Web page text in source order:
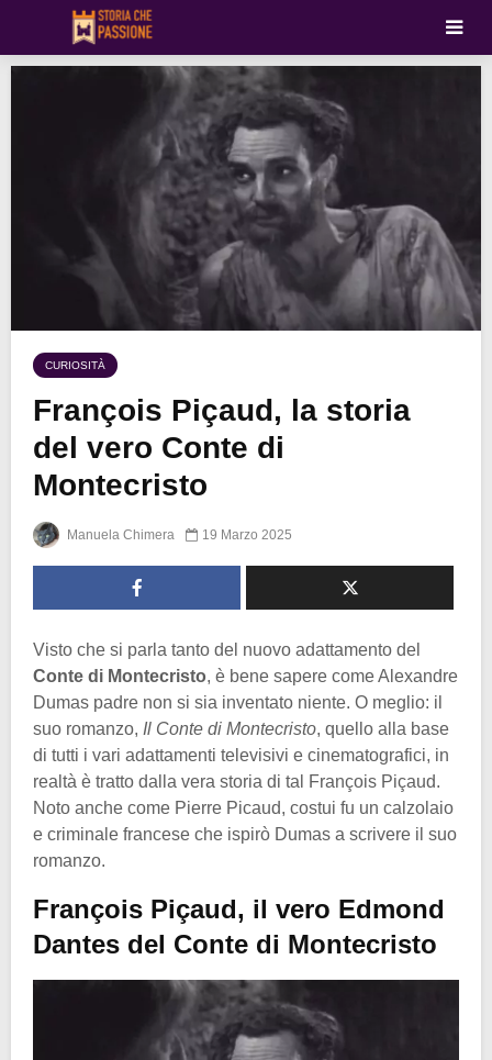
CURIOSITÀ
François Piçaud, la storia
del vero Conte di
Montecristo
Manuela Chimera 19 Marzo 2025
Visto che si parla tanto del nuovo adattamento del
Conte di Montecristo, è bene sapere come Alexandre
Dumas padre non si sia inventato niente. O meglio: il
suo romanzo, Il Conte di Montecristo, quello alla base
di tutti i vari adattamenti televisivi e cinematografici, in
realtà è tratto dalla vera storia di tal François Piçaud.
Noto anche come Pierre Picaud, costui fu un calzolaio
e criminale francese che ispirò Dumas a scrivere il suo
romanzo.
François Piçaud, il vero Edmond
Dantes del Conte di Montecristo